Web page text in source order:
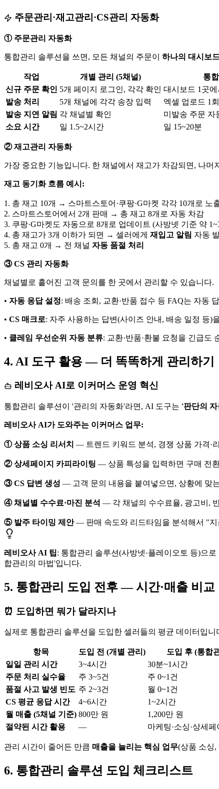
주문관리·재고관리·CS관리 자동화
① 주문관리 자동화
통합관리 솔루션을 쓰면, 모든 채널의 주문이 하나의 대시보
작업 개별 관리 (5채널)
통
신규 주문 확인 5개 페이지 로그인, 각각 확인 대시보드 1곳
발송 처리
5개 채널에 각각 송장 입력
엑셀 업로드 1
발송 지연 알림 각 채널별 확인
미발송 주문 자
소요 시간
일 1.5~2시간 일 15~20분
② 재고관리 자동화
가장 중요한 기능입니다. 한 채널에서 재고가 차감되면, 나머
재고 동기화 흐름 예시:
1. 총 재고 10개 → 스마트스토어·쿠팡·G마켓 각각 10개로 노
2. 스마트스토어에서 2개 판매 → 총 재고 8개로 자동 차감
3. 쿠팡·G마켓도 자동으로 8개로 업데이트 (사방넷 기준 약
4. 총 재고가 3개 이하가 되면 → 셀러에게 재입고 알림 자동
5. 총 재고 0개 → 전 채널 자동 품절 처리
③ CS 관리 자동화
채널별로 흩어진 고객 문의를 한 곳에서 관리할 수 있습니다.
• 자동 응답 설정: 배송 조회, 교환·반품 접수 등 FAQ는 자동
• CS 매크로: 자주 사용하는 답변(사이즈 안내, 배송 일정 등)
• 클레임 우선순위 자동 분류: 교환·반품·환불 요청을 긴급도
4. AI 도구 활용 — 더 똑똑하게 관리하기
레비오사 AI로 이커머스 운영 혁신
통합관리 솔루션이 '관리의 자동화'라면, AI 도구는 '판단의
레비오사 AI가 도와주는 이커머스 업무:
① 상품 소싱 리서치 — 트렌드 키워드 분석, 경쟁 상품 가격·
② 상세페이지 카피라이팅 — 상품 특성을 입력하면 구매 전
③ CS 답변 생성 — 고객 문의 내용을 붙여넣으면, 상황에 맞
④ 채널별 수수료·마진 분석 — 각 채널의 수수료율, 광고비,
⑤ 발주 타이밍 제안— 판매 속도와 리드타임을 분석해서 "지
레비오사 AI 팁: 통합관리 솔루션(사방넷·플레이오토 등)으로
합관리의 마법'입니다.
5. 통합관리 도입 전후 — 시간·매출 비교
⏰ 도입하면 뭐가 달라지나
실제로 통합관리 솔루션을 도입한 셀러들의 평균 데이터입니
항목 도입 전 (개별 관리) 도입 후 (통합
일일 관리 시간
3~4시간 30분~1시간
주문 처리 실수율
주 3~5건 주 0~1건
품절 사고 발생 빈도 주 2~3건 월 0~1건
CS 평균 응답 시간
4~6시간 1~2시간
월 매출 (5채널 기준) 800만 원 1,200만 원
절약된 시간 활용
— 마케팅·소싱·상세페
관리 시간이 줄어든 만큼 매출을 늘리는 핵심 업무(상품 소싱,
6. 통합관리 솔루션 도입 체크리스트